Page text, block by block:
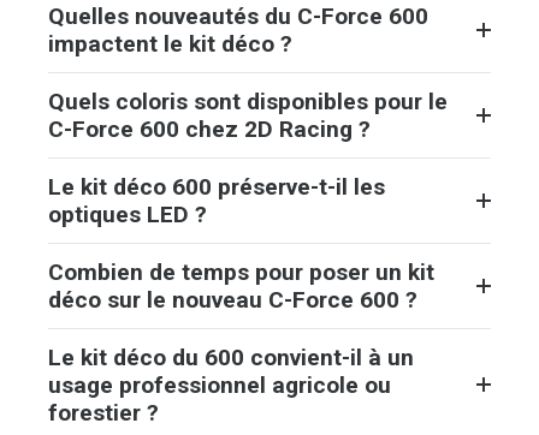
Quelles nouveautés du C-Force 600
impactent le kit déco ?
Quels coloris sont disponibles pour le
C-Force 600 chez 2D Racing ?
Le kit déco 600 préserve-t-il les
optiques LED ?
Combien de temps pour poser un kit
déco sur le nouveau C-Force 600 ?
Le kit déco du 600 convient-il à un
usage professionnel agricole ou
forestier ?